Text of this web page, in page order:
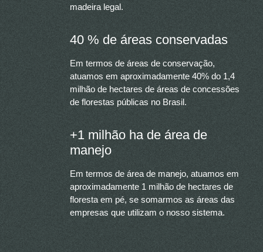
madeira legal.
40 % de áreas conservadas
Em termos de áreas de conservação,
atuamos em aproximadamente 40% do 1,4
milhão de hectares de áreas de concessões
de florestas públicas no Brasil.
+1 milhão ha de área de
manejo
Em termos de área de manejo, atuamos em
aproximadamente 1 milhão de hectares de
floresta em pé, se somarmos as áreas das
empresas que utilizam o nosso sistema.